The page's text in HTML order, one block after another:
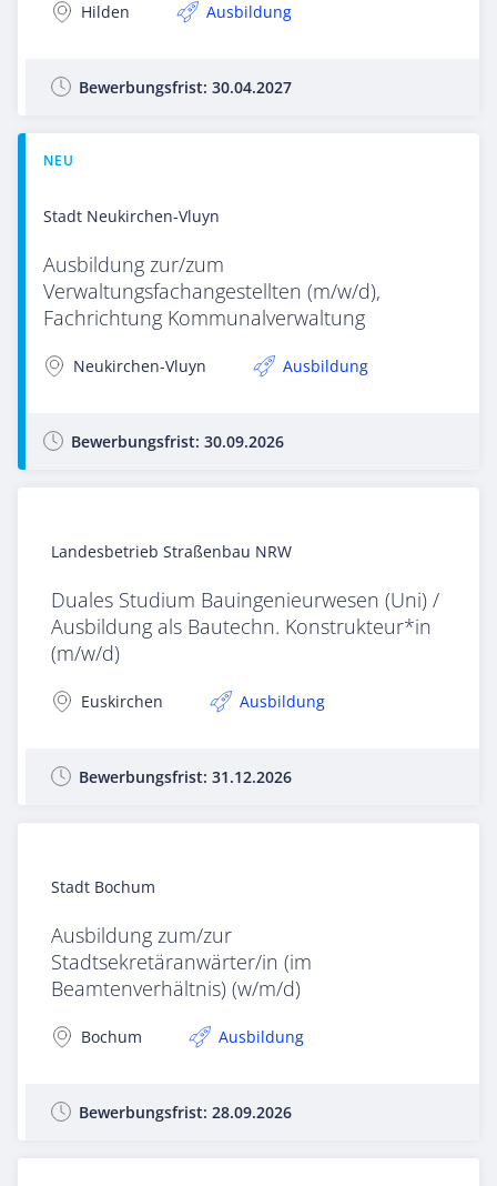
Hilden Ausbildung
Bewerbungsfrist: 30.04.2027
NEU
Stadt Neukirchen-Vluyn
Ausbildung zur/zum
Verwaltungsfachangestellten (m/w/d),
Fachrichtung Kommunalverwaltung
Neukirchen-Vluyn Ausbildung
Bewerbungsfrist: 30.09.2026
Landesbetrieb Straßenbau NRW
Duales Studium Bauingenieurwesen (Uni) /
Ausbildung als Bautechn. Konstrukteur*in
(m/w/d)
Euskirchen Ausbildung
Bewerbungsfrist: 31.12.2026
Stadt Bochum
Ausbildung zum/zur
Stadtsekretäranwärter/in (im
Beamtenverhältnis) (w/m/d)
Bochum Ausbildung
Bewerbungsfrist: 28.09.2026